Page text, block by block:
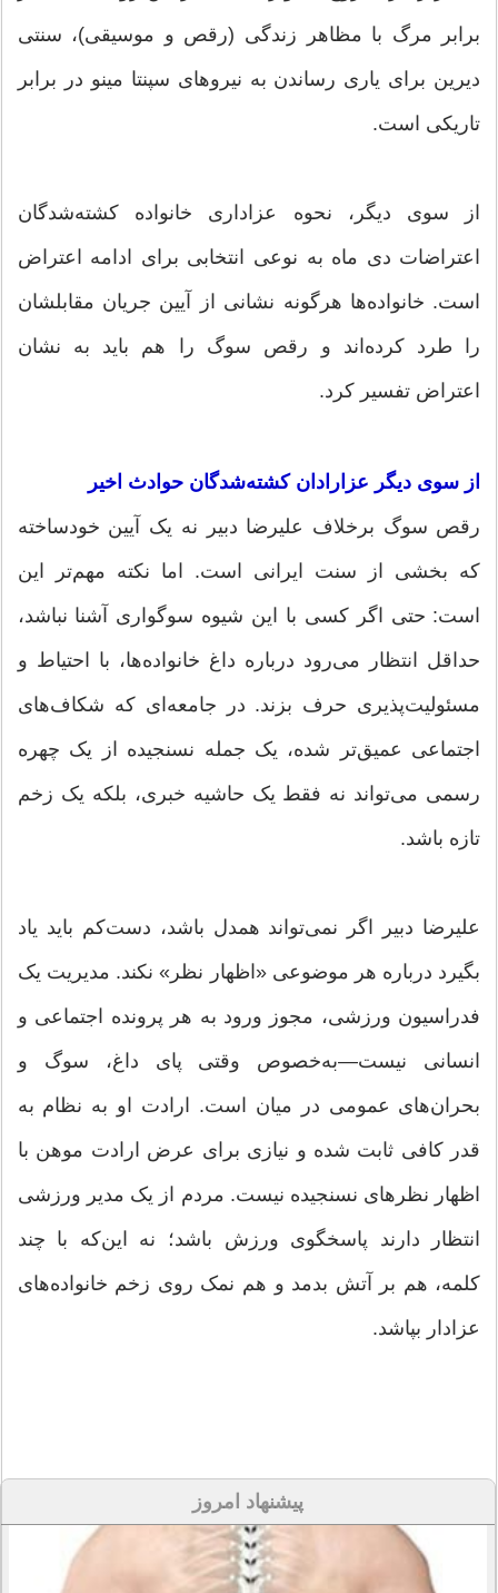
برابر مرگ با مظاهر زندگی (رقص و موسیقی)، سنتی
دیرین برای یاری رساندن به نیرو‌های سپنتا مینو در برابر
تاریکی است.
از سوی دیگر، نحوه عزاداری خانواده کشته‌شدگان
اعتراضات دی ماه به نوعی انتخابی برای ادامه اعتراض
است. خانواده‌ها هرگونه نشانی از آیین جریان مقابلشان
را طرد کرده‌اند و رقص سوگ را هم باید به نشان
اعتراض تفسیر کرد.
از سوی دیگر عزارادان کشته‌شدگان حوادث اخیر
رقص سوگ برخلاف علیرضا دبیر نه یک آیین خودساخته
که بخشی از سنت ایرانی است. اما نکته مهم‌تر این
است: حتی اگر کسی با این شیوه سوگواری آشنا نباشد،
حداقل انتظار می‌رود درباره داغ خانواده‌ها، با احتیاط و
مسئولیت‌پذیری حرف بزند. در جامعه‌ای که شکاف‌های
اجتماعی عمیق‌تر شده، یک جمله نسنجیده از یک چهره
رسمی می‌تواند نه فقط یک حاشیه خبری، بلکه یک زخم
تازه باشد.
علیرضا دبیر اگر نمی‌تواند همدل باشد، دست‌کم باید یاد
بگیرد درباره هر موضوعی «اظهار نظر» نکند. مدیریت یک
فدراسیون ورزشی، مجوز ورود به هر پرونده اجتماعی و
انسانی نیست—به‌خصوص وقتی پای داغ، سوگ و
بحران‌های عمومی در میان است. ارادت او به نظام به
قدر کافی ثابت شده و نیازی برای عرض ارادت موهن با
اظهار نظرهای نسنجیده نیست. مردم از یک مدیر ورزشی
انتظار دارند پاسخگوی ورزش باشد؛ نه این‌که با چند
کلمه، هم بر آتش بدمد و هم نمک روی زخم خانواده‌های
عزادار بپاشد.
پیشنهاد امروز